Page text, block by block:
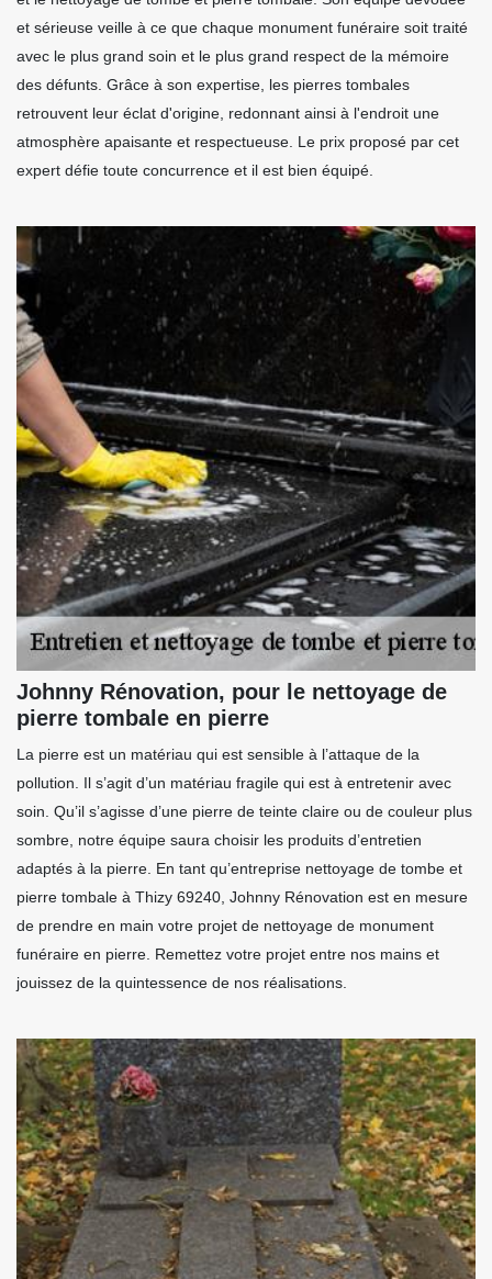
et sérieuse veille à ce que chaque monument funéraire soit traité
avec le plus grand soin et le plus grand respect de la mémoire
des défunts. Grâce à son expertise, les pierres tombales
retrouvent leur éclat d'origine, redonnant ainsi à l'endroit une
atmosphère apaisante et respectueuse. Le prix proposé par cet
expert défie toute concurrence et il est bien équipé.
Johnny Rénovation, pour le nettoyage de
pierre tombale en pierre
La pierre est un matériau qui est sensible à l’attaque de la
pollution. Il s’agit d’un matériau fragile qui est à entretenir avec
soin. Qu’il s’agisse d’une pierre de teinte claire ou de couleur plus
sombre, notre équipe saura choisir les produits d’entretien
adaptés à la pierre. En tant qu’entreprise nettoyage de tombe et
pierre tombale à Thizy 69240, Johnny Rénovation est en mesure
de prendre en main votre projet de nettoyage de monument
funéraire en pierre. Remettez votre projet entre nos mains et
jouissez de la quintessence de nos réalisations.